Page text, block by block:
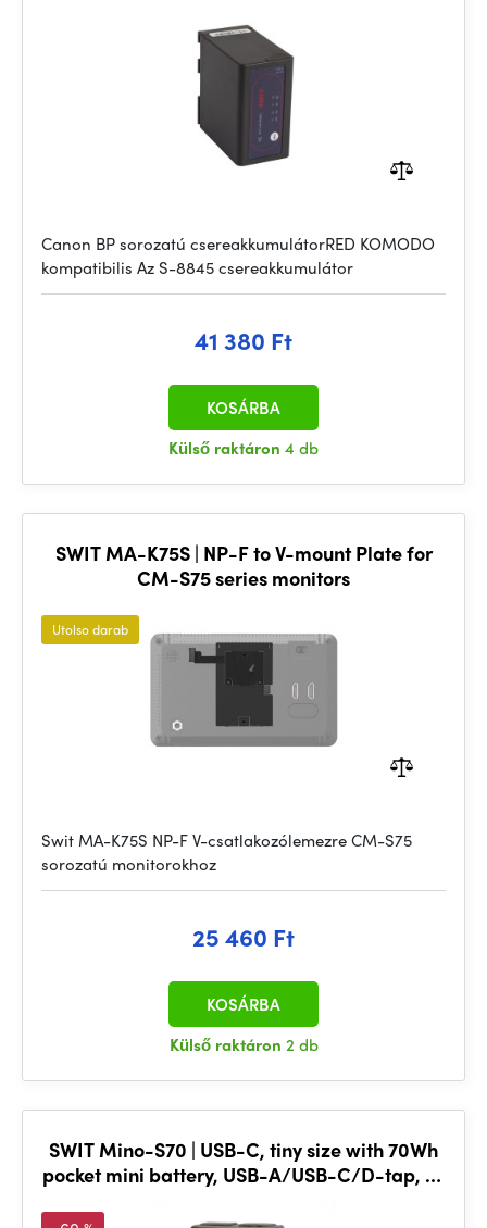
Canon BP sorozatú csereakkumulátorRED KOMODO
kompatibilis Az S-8845 csereakkumulátor
41 380 Ft
Külső raktáron 4 db
KOSÁRBA
SWIT MA-K75S | NP-F to V-mount Plate for
CM-S75 series monitors
Utolso darab
Swit MA-K75S NP-F V-csatlakozólemezre CM-S75
sorozatú monitorokhoz
25 460 Ft
Külső raktáron 2 db
KOSÁRBA
SWIT Mino-S70 | USB-C, tiny size with 70Wh
pocket mini battery, USB-A/USB-C/D-tap, V-